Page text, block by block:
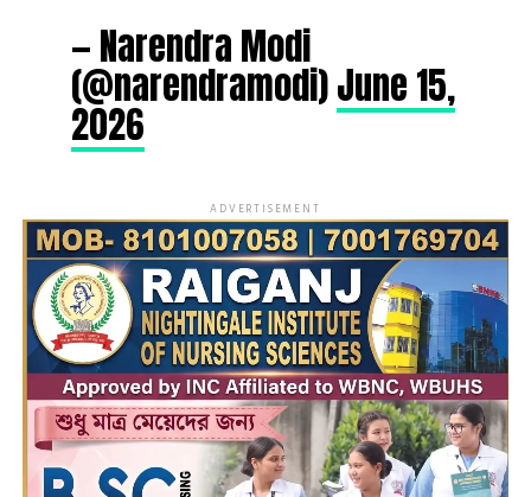
— Narendra Modi
(@narendramodi)June 15,
2026
ADVERTISEMENT